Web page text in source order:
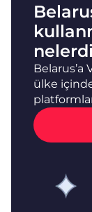
Belarus’a
ülke